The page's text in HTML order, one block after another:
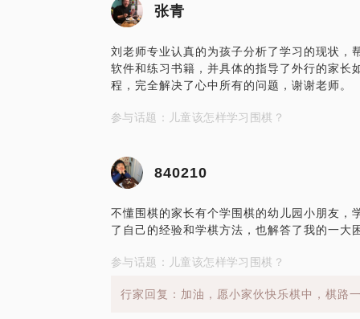
张青
刘老师专业认真的为孩子分析了学习的现状，
软件和练习书籍，并具体的指导了外行的家长
程，完全解决了心中所有的问题，谢谢老师。
参与话题：儿童该怎样学习围棋？
840210
不懂围棋的家长有个学围棋的幼儿园小朋友，
了自己的经验和学棋方法，也解答了我的一
参与话题：儿童该怎样学习围棋？
行家回复：加油，愿小家伙快乐棋中，棋路